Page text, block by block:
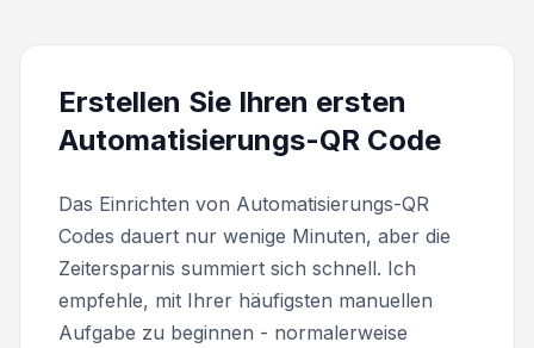
Erstellen Sie Ihren ersten
Automatisierungs-QR Code
Das Einrichten von Automatisierungs-QR
Codes dauert nur wenige Minuten, aber die
Zeitersparnis summiert sich schnell. Ich
empfehle, mit Ihrer häufigsten manuellen
Aufgabe zu beginnen - normalerweise